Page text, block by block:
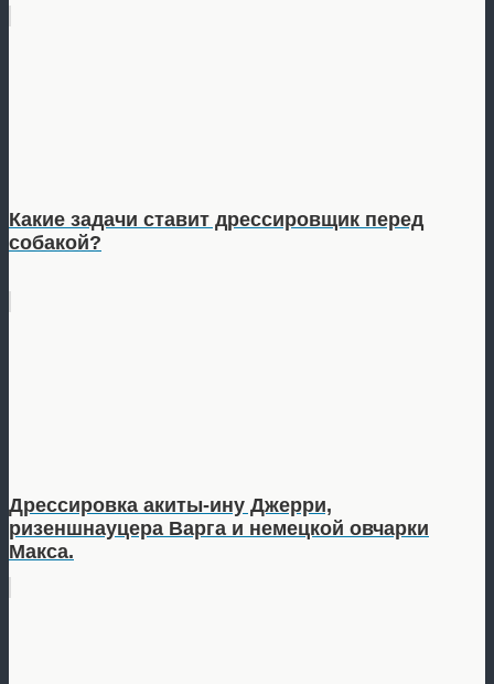
Какие задачи ставит дрессировщик перед
собакой?
Дрессировка акиты-ину Джерри,
ризеншнауцера Варга и немецкой овчарки
Макса.